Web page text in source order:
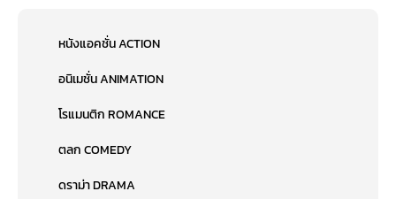
หนังแอคชั่น ACTION
อนิเมชั่น ANIMATION
โรแมนติก ROMANCE
ตลก COMEDY
ดราม่า DRAMA